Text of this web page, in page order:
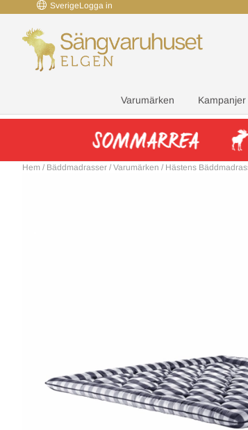
SverigeLogga in
Varumärken Kampanjer
Hem / Bäddmadrasser / Varumärken / Hästens